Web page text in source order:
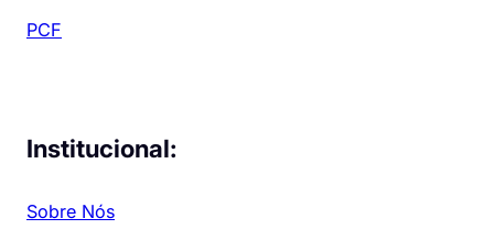
PCF
Institucional:
Sobre Nós